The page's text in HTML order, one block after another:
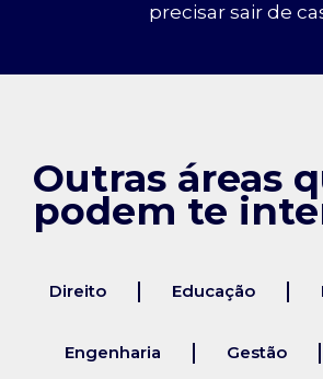
precisar sair de
Outras áreas
podem te
Direito Educação
Engenharia Gestão